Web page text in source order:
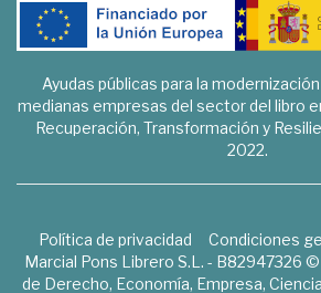
Ayudas públicas para la
medianas empresas del sector del libro
Recuperación, Transformación y
2022.
Política de privacidad Condiciones
Marcial Pons Librero S.L. - B82947326
de Derecho, Economía, Empresa,